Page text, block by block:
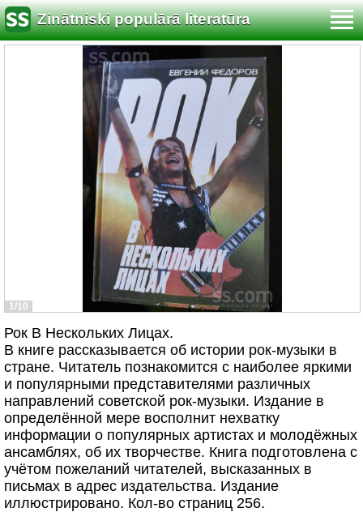
Zinātniski populārā literatūra
1/10
Рок В Нескольких Лицах.
В книге рассказывается об истории рок-музыки в
стране. Читатель познакомится с наиболее яркими
и популярными представителями различных
направлений советской рок-музыки. Издание в
определённой мере восполнит нехватку
информации о популярных артистах и молодёжных
ансамблях, об их творчестве. Книга подготовлена с
учётом пожеланий читателей, высказанных в
письмах в адрес издательства. Издание
иллюстрировано. Кол-во страниц 256.